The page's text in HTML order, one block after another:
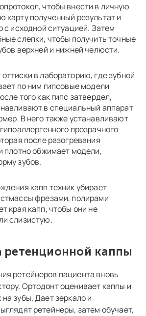
чтобы внести в личную
карту полученный результат и
с исходной ситуацией. Затем
слепки, чтобы получить точные
верхней и нижней челюсти.
в лабораторию, где зубной
по ним гипсовые модели
того как гипс затвердел,
в специальный аппарат
В него также устанавливают
прозрачного
после разогревания
плотно обжимает модели,
зубов.
капп техник убирает
фрезами, полирами
края капп, чтобы они не
слизистую.
ретенционной каппы
ретейнеров пациента вновь
Ортодонт оценивает каппы и
зубы. Дает зеркало и
ретейнеры, затем обучает,